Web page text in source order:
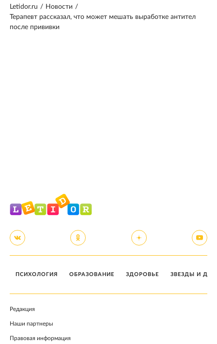
Letidor.ru / Новости /
Терапевт рассказал, что может мешать выработке антител
после прививки
ПСИХОЛОГИЯ ОБРАЗОВАНИЕ ЗДОРОВЬЕ ЗВЕЗДЫ И
Редакция
Наши партнеры
Правовая информация